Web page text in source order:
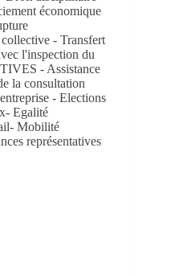
économique
- Transfert
l'inspection du
- Assistance
la consultation
- Elections
Egalité
Mobilité
représentatives